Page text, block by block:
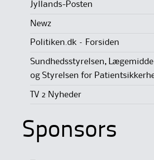
Jyllands-Posten
Newz
Politiken.dk – Forsiden
Sundhedsstyrelsen,
og Styrelsen for
TV 2 Nyheder
Sponsors